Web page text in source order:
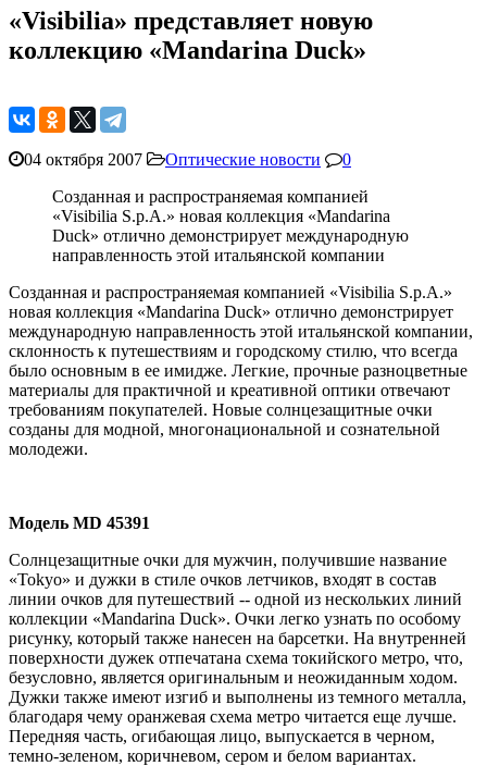
«Visibilia» представляет новую
коллекцию «Mandarinа Duck»
04 октября 2007 Оптические новости
0
Созданная и распространяемая компанией
«Visibilia S.p.A.» новая коллекция «Mandarina
Duck» отлично демонстрирует международную
направленность этой итальянской компании
Созданная и распространяемая компанией «Visibilia S.p.A.»
новая коллекция «Mandarina Duck» отлично демонстрирует
международную направленность этой итальянской компании,
склонность к путешествиям и городскому стилю, что всегда
было основным в ее имидже. Легкие, прочные разноцветные
материалы для практичной и креативной оптики отвечают
требованиям покупателей. Новые солнцезащитные очки
созданы для модной, многонациональной и сознательной
молодежи.
Модель MD 45391
Солнцезащитные очки для мужчин, получившие название
«Tokyo» и дужки в стиле очков летчиков, входят в состав
линии очков для путешествий -- одной из нескольких линий
коллекции «Mandarina Duck». Очки легко узнать по особому
рисунку, который также нанесен на барсетки. На внутренней
поверхности дужек отпечатана схема токийского метро, что,
безусловно, является оригинальным и неожиданным ходом.
Дужки также имеют изгиб и выполнены из темного металла,
благодаря чему оранжевая схема метро читается еще лучше.
Передняя часть, огибающая лицо, выпускается в черном,
темно-зеленом, коричневом, сером и белом вариантах.